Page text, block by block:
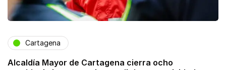
Cartagena
Alcaldía Mayor de Cartagena cierra ocho